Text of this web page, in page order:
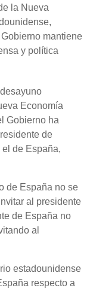
la Nueva
mantiene
y política
Economía
Gobierno ha
de
de España,
de España no se
al presidente
de España no
al
estadounidense
respecto a